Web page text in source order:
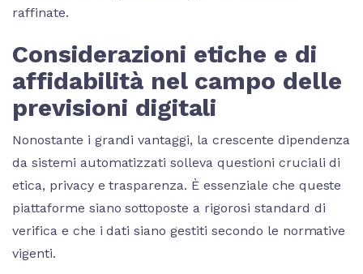
raffinate.
Considerazioni etiche e di
affidabilità nel campo delle
previsioni digitali
Nonostante i grandi vantaggi, la crescente dipendenza
da sistemi automatizzati solleva questioni cruciali di
etica, privacy e trasparenza. È essenziale che queste
piattaforme siano sottoposte a rigorosi standard di
verifica e che i dati siano gestiti secondo le normative
vigenti.